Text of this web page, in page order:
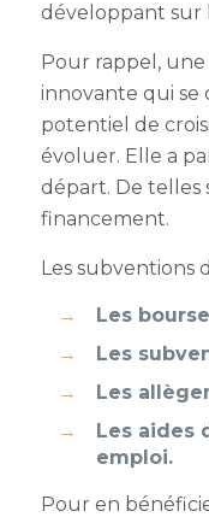
développant sur
Pour rappel, une
innovante qui se
potentiel de
évoluer. Elle a
départ. De telles
financement.
Les subventions
Les
Les
Les
Les aides
emploi.
Pour en